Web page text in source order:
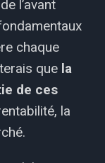
l’avant
chaque
que la
de ces
la